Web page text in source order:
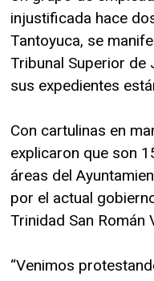
injustificada hace
Tantoyuca, se
Tribunal Superior de
sus expedientes
Con cartulinas en
explicaron que son
áreas del
por el actual
Trinidad San Román
“Venimos